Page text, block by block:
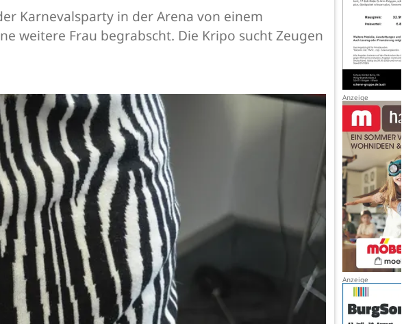
Karnevalsparty in der Arena von einem
weitere Frau begrabscht. Die Kripo sucht Zeugen